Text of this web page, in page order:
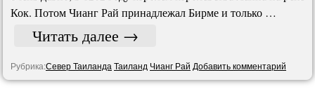
Кок. Потом Чианг Рай принадлежал Бирме и только …
Читать далее →
Рубрика:Север Таиланда Таиланд Чианг Рай Добавить комментарий